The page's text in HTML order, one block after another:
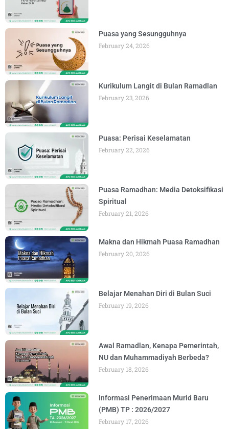
Puasa yang Sesungguhnya
February 24, 2026
Kurikulum Langit di Bulan Ramadlan
February 23, 2026
Puasa: Perisai Keselamatan
February 22, 2026
Puasa Ramadhan: Media Detoksifikasi
Spiritual
February 21, 2026
Makna dan Hikmah Puasa Ramadhan
February 20, 2026
Belajar Menahan Diri di Bulan Suci
February 19, 2026
Awal Ramadlan, Kenapa Pemerintah,
NU dan Muhammadiyah Berbeda?
February 18, 2026
Informasi Penerimaan Murid Baru
(PMB) TP : 2026/2027
February 17, 2026